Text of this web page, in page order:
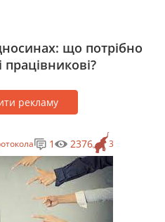
що потрібно
рекламу
3
1 2376